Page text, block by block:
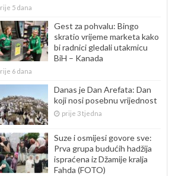
5 dana
Gest za pohvalu: Bingo
skratio vrijeme marketa kako
bi radnici gledali utakmicu
BiH – Kanada
6 dana
Danas je Dan Arefata: Dan
koji nosi posebnu vrijednost
prije 3 tjedna
Suze i osmijesi govore sve:
Prva grupa budućih hadžija
ispraćena iz Džamije kralja
Fahda (FOTO)